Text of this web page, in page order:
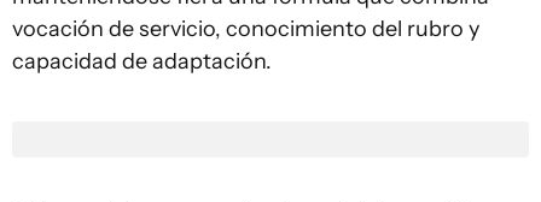
vocación de servicio, conocimiento del rubro y
capacidad de adaptación.